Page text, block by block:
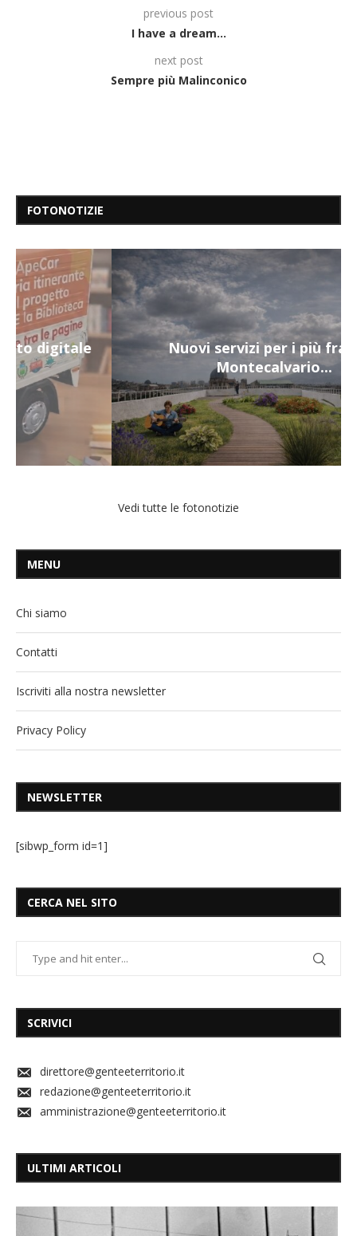
previous post
I have a dream…
next post
Sempre più Malinconico
FOTONOTIZIE
Nuovi servizi per i più fragili a
Montecalvario...
Vedi tutte le fotonotizie
MENU
Chi siamo
Contatti
Iscriviti alla nostra newsletter
Privacy Policy
NEWSLETTER
[sibwp_form id=1]
CERCA NEL SITO
SCRIVICI
direttore@genteeterritorio.it
redazione@genteeterritorio.it
amministrazione@genteeterritorio.it
ULTIMI ARTICOLI